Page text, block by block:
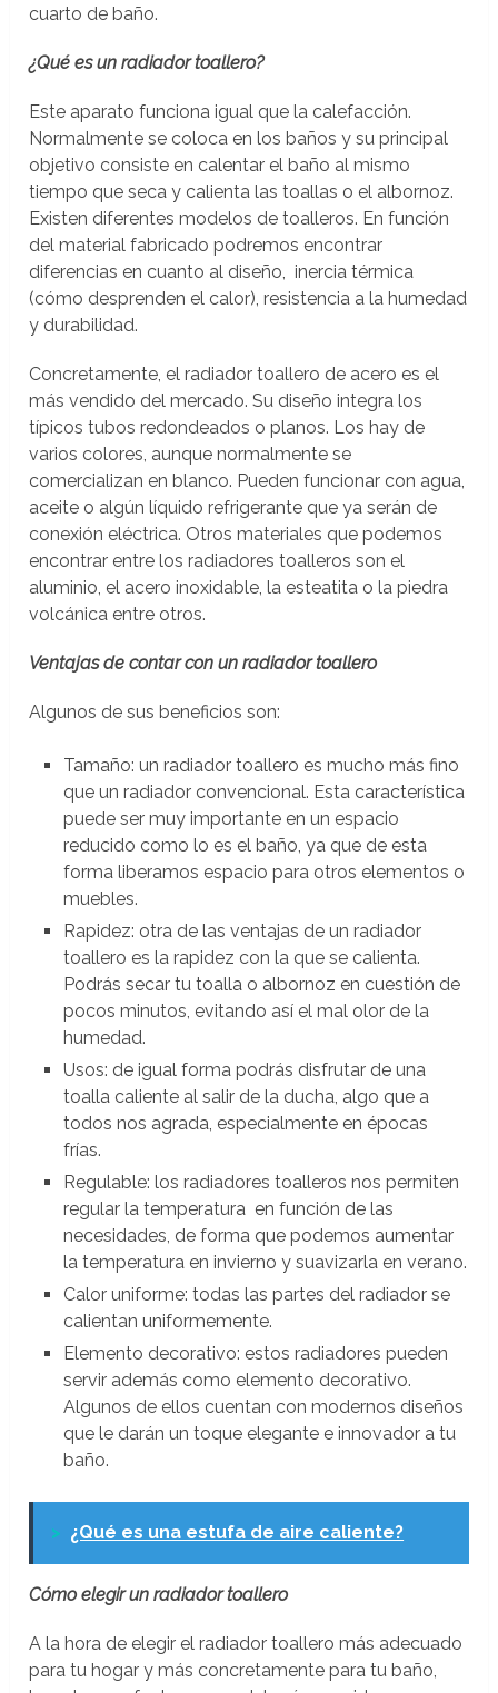
cuarto de baño.
¿Qué es un radiador toallero?
Este aparato funciona igual que la calefacción.
Normalmente se coloca en los baños y su principal
objetivo consiste en calentar el baño al mismo
tiempo que seca y calienta las toallas o el albornoz.
Existen diferentes modelos de toalleros. En función
del material fabricado podremos encontrar
diferencias en cuanto al diseño, inercia térmica
(cómo desprenden el calor), resistencia a la humedad
y durabilidad.
Concretamente, el radiador toallero de acero es el
más vendido del mercado. Su diseño integra los
típicos tubos redondeados o planos. Los hay de
varios colores, aunque normalmente se
comercializan en blanco. Pueden funcionar con agua,
aceite o algún líquido refrigerante que ya serán de
conexión eléctrica. Otros materiales que podemos
encontrar entre los radiadores toalleros son el
aluminio, el acero inoxidable, la esteatita o la piedra
volcánica entre otros.
Ventajas de contar con un radiador toallero
Algunos de sus beneficios son:
Tamaño: un radiador toallero es mucho más fino
que un radiador convencional. Esta característica
puede ser muy importante en un espacio
reducido como lo es el baño, ya que de esta
forma liberamos espacio para otros elementos o
muebles.
Rapidez: otra de las ventajas de un radiador
toallero es la rapidez con la que se calienta.
Podrás secar tu toalla o albornoz en cuestión de
pocos minutos, evitando así el mal olor de la
humedad.
Usos: de igual forma podrás disfrutar de una
toalla caliente al salir de la ducha, algo que a
todos nos agrada, especialmente en épocas
frías.
Regulable: los radiadores toalleros nos permiten
regular la temperatura en función de las
necesidades, de forma que podemos aumentar
la temperatura en invierno y suavizarla en verano.
Calor uniforme: todas las partes del radiador se
calientan uniformemente.
Elemento decorativo: estos radiadores pueden
servir además como elemento decorativo.
Algunos de ellos cuentan con modernos diseños
que le darán un toque elegante e innovador a tu
baño.
> ¿Qué es una estufa de aire caliente?
Cómo elegir un radiador toallero
A la hora de elegir el radiador toallero más adecuado
para tu hogar y más concretamente para tu baño,